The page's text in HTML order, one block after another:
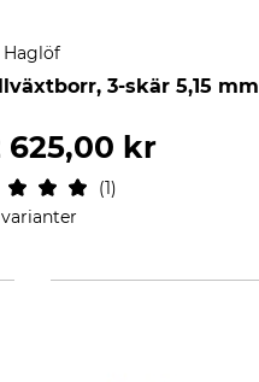
Haglöf
3-skär 5,15 mm
625,00 kr
1